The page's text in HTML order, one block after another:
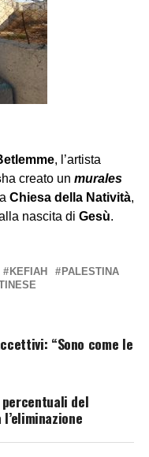
, l’artista
ha creato un murales
Chiesa della Natività,
nascita di Gesù.
KEFIAH
PALESTINA
“Sono come le
del